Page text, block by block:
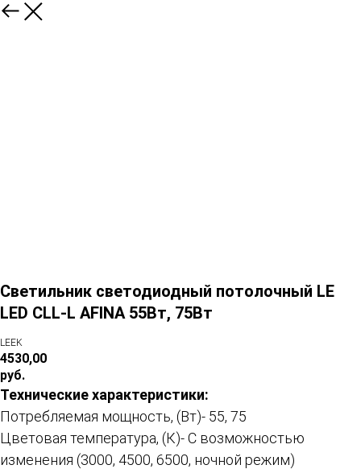
Светильник светодиодный потолочный LE
LED CLL-L AFINA 55Вт, 75Вт
LEEK
4530,00
руб.
Технические характеристики:
Потребляемая мощность, (Вт)- 55, 75
Цветовая температура, (К)- С возможностью
изменения (3000, 4500, 6500, ночной режим)